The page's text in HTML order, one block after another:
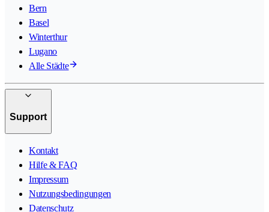
Bern
Basel
Winterthur
Lugano
Alle Städte
Support
Kontakt
Hilfe & FAQ
Impressum
Nutzungsbedingungen
Datenschutz